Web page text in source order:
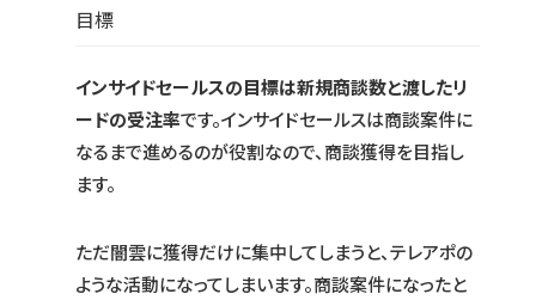
目標
インサイドセールスの目標は新規商談数と渡したリ
ードの受注率です。インサイドセールスは商談案件に
なるまで進めるのが役割なので、商談獲得を目指し
ます。
ただ闇雲に獲得だけに集中してしまうと、テレアポの
ような活動になってしまいます。商談案件になったと